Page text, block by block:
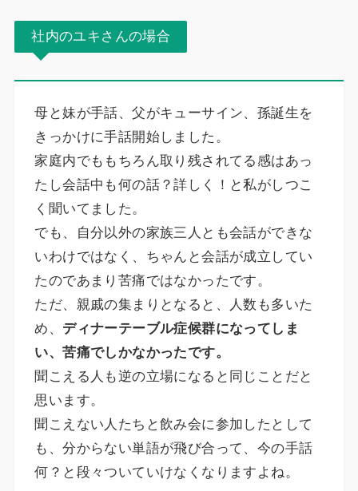
社内のユキさんの場合
母と妹が手話、父がキューサイン、孫誕生を
きっかけに手話開始しました。
家庭内でももちろん取り残されてる感はあっ
たし会話中も何の話？詳しく！と私がしつこ
く聞いてました。
でも、自分以外の家族三人とも会話ができな
いわけではなく、ちゃんと会話が成立してい
たのであまり苦痛ではなかったです。
ただ、親戚の集まりとなると、人数も多いた
め、 ディナーテーブル症候群になってしま
い、苦痛でしかなかったです。
聞こえる人も逆の立場になると同じことだと
思います。
聞こえない人たちと飲み会に参加したとして
も、分からない単語が飛び合って、今の手話
何？と段々ついていけなくなりますよね。